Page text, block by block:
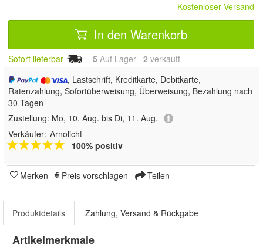
Kostenloser Versand
In den Warenkorb
Sofort lieferbar 5 Auf Lager 2 verkauft
, Lastschrift, Kreditkarte, Debitkarte,
Ratenzahlung, Sofortüberweisung, Überweisung, Bezahlung nach
30 Tagen
Zustellung: Mo, 10. Aug. bis Di, 11. Aug.
Verkäufer: Arnolicht
100% positiv
Merken Preis vorschlagen Teilen
Produktdetails Zahlung, Versand & Rückgabe
Artikelmerkmale